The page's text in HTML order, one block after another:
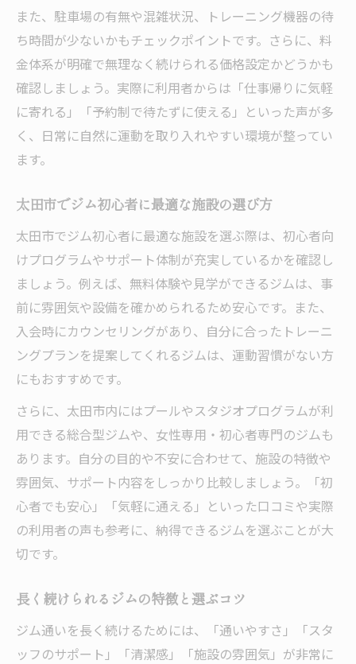
また、駐車場の有無や混雑状況、トレーニング機器の待
ち時間が少ないかもチェックポイントです。さらに、料
金体系が明確で無理なく続けられる価格設定かどうかも
確認しましょう。実際に利用者からは「仕事帰りに気軽
に寄れる」「予約制で待たずに使える」といった声が多
く、日常に自然に運動を取り入れやすい環境が整ってい
ます。
太田市でジム初心者に最適な施設の選び方
太田市でジム初心者に最適な施設を選ぶ際は、初心者向
けプログラムやサポート体制が充実しているかを確認し
ましょう。例えば、無料体験や見学ができるジムは、事
前に雰囲気や設備を確かめられるため安心です。また、
入会時にカウンセリングがあり、自分に合ったトレーニ
ングプランを提案してくれるジムは、運動習慣がない方
にもおすすめです。
さらに、太田市内にはプールやスタジオプログラムが利
用できる総合型ジムや、女性専用・初心者専門のジムも
あります。自分の目的や不安に合わせて、施設の特徴や
雰囲気、サポート内容をしっかり比較しましょう。「初
心者でも安心」「気軽に通える」といった口コミや実際
の利用者の声も参考に、納得できるジムを選ぶことが大
切です。
長く続けられるジムの特徴と選ぶコツ
ジム通いを長く続けるためには、「通いやすさ」「スタ
ッフのサポート」「清潔感」「施設の雰囲気」が非常に